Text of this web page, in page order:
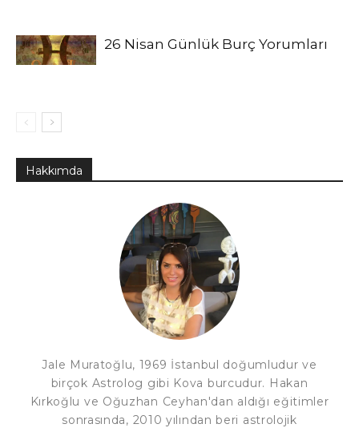
26 Nisan Günlük Burç Yorumları
Hakkımda
Jale Muratoğlu, 1969 İstanbul doğumludur ve
birçok Astrolog gibi Kova burcudur. Hakan
Kırkoğlu ve Oğuzhan Ceyhan'dan aldığı eğitimler
sonrasında, 2010 yılından beri astrolojik